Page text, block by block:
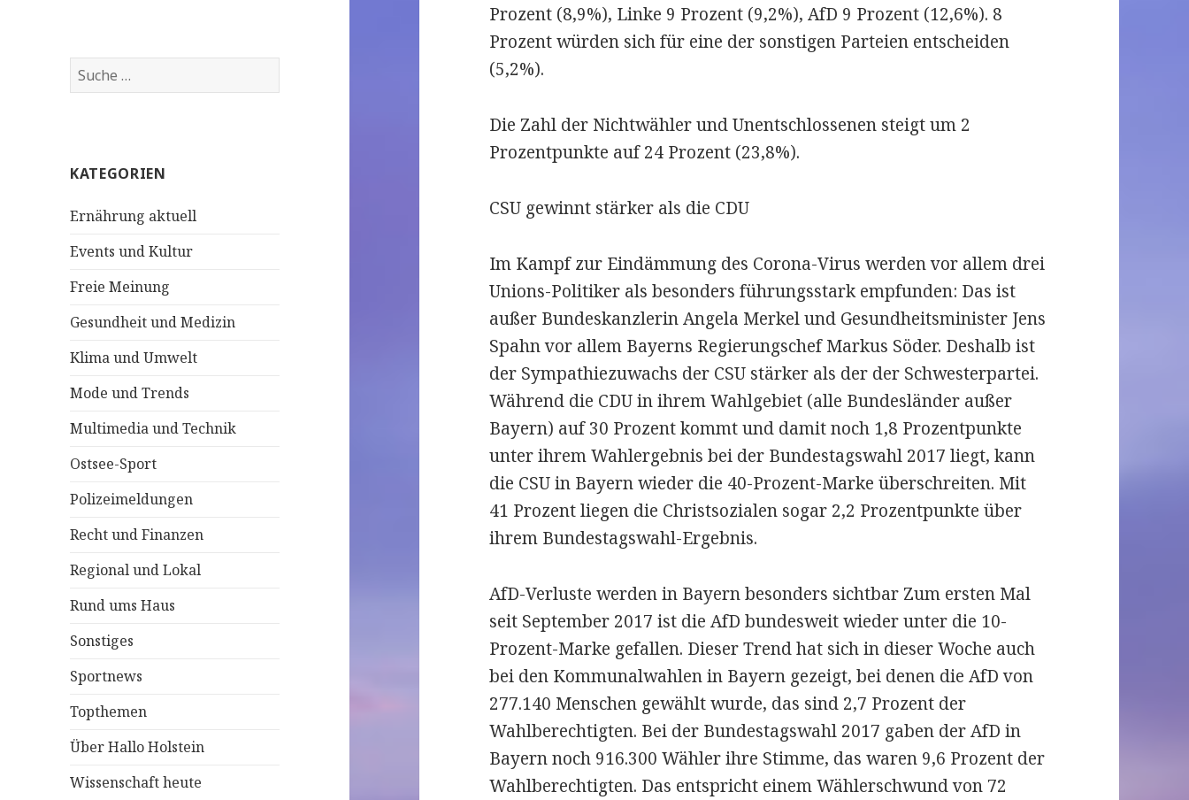
S
u
n
c
:
KATEGORIEN
Ernährung aktuell
Events und Kultur
Freie Meinung
Gesundheit und Medizin
Klima und Umwelt
Mode und Trends
Multimedia und Technik
Ostsee-Sport
Polizeimeldungen
Recht und Finanzen
Regional und Lokal
Rund ums Haus
Sonstiges
Sportnews
Topthemen
Über Hallo Holstein
Wissenschaft heute
Prozent (8,9%), Linke 9 Prozent (9,2%), AfD 9 Prozent (12,6%). 8
Prozent würden sich für eine der sonstigen Parteien entscheiden
(5,2%).
Die Zahl der Nichtwähler und Unentschlossenen steigt um 2
Prozentpunkte auf 24 Prozent (23,8%).
CSU gewinnt stärker als die CDU
Im Kampf zur Eindämmung des Corona-Virus werden vor allem drei
Unions-Politiker als besonders führungsstark empfunden: Das ist
außer Bundeskanzlerin Angela Merkel und Gesundheitsminister Jens
Spahn vor allem Bayerns Regierungschef Markus Söder. Deshalb ist
der Sympathiezuwachs der CSU stärker als der der Schwesterpartei.
Während die CDU in ihrem Wahlgebiet (alle Bundesländer außer
Bayern) auf 30 Prozent kommt und damit noch 1,8 Prozentpunkte
unter ihrem Wahlergebnis bei der Bundestagswahl 2017 liegt, kann
die CSU in Bayern wieder die 40-Prozent-Marke überschreiten. Mit
41 Prozent liegen die Christsozialen sogar 2,2 Prozentpunkte über
ihrem Bundestagswahl-Ergebnis.
AfD-Verluste werden in Bayern besonders sichtbar Zum ersten Mal
seit September 2017 ist die AfD bundesweit wieder unter die 10-
Prozent-Marke gefallen. Dieser Trend hat sich in dieser Woche auch
bei den Kommunalwahlen in Bayern gezeigt, bei denen die AfD von
277.140 Menschen gewählt wurde, das sind 2,7 Prozent der
Wahlberechtigten. Bei der Bundestagswahl 2017 gaben der AfD in
Bayern noch 916.300 Wähler ihre Stimme, das waren 9,6 Prozent der
Wahlberechtigten. Das entspricht einem Wählerschwund von 72